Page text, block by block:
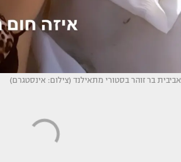
אביבית בר זוהר בסטורי מתאילנד (צילום: אינסטגרם)